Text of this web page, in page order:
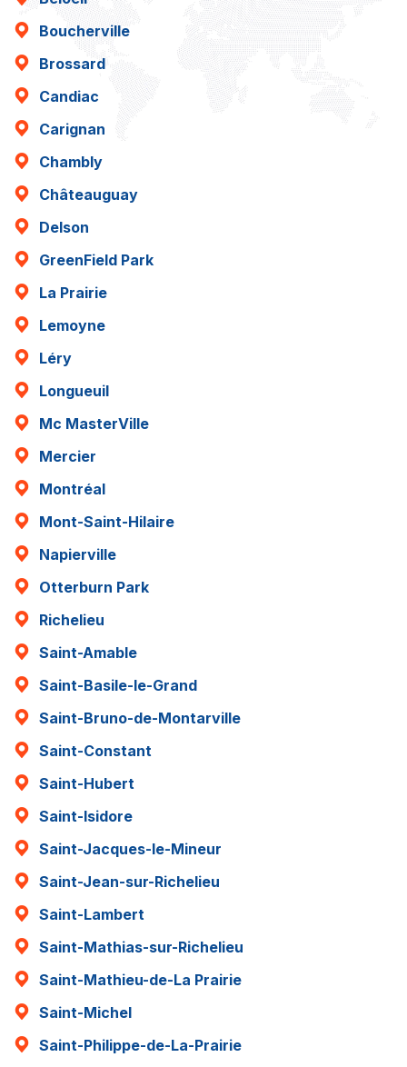
Boucherville
Brossard
Candiac
Carignan
Chambly
Châteauguay
Delson
GreenField Park
La Prairie
Lemoyne
Léry
Longueuil
Mc MasterVille
Mercier
Montréal
Mont-Saint-Hilaire
Napierville
Otterburn Park
Richelieu
Saint-Amable
Saint-Basile-le-Grand
Saint-Bruno-de-Montarville
Saint-Constant
Saint-Hubert
Saint-Isidore
Saint-Jacques-le-Mineur
Saint-Jean-sur-Richelieu
Saint-Lambert
Saint-Mathias-sur-Richelieu
Saint-Mathieu-de-La Prairie
Saint-Michel
Saint-Philippe-de-La-Prairie